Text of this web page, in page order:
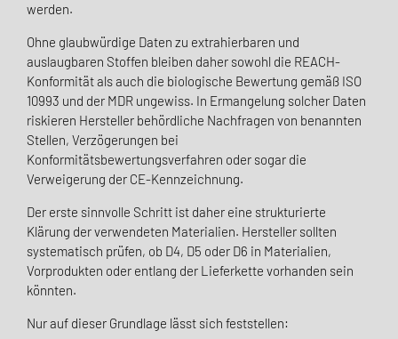
werden.
Ohne glaubwürdige Daten zu extrahierbaren und
auslaugbaren Stoffen bleiben daher sowohl die REACH-
Konformität als auch die biologische Bewertung gemäß ISO
10993 und der MDR ungewiss. In Ermangelung solcher Daten
riskieren Hersteller behördliche Nachfragen von benannten
Stellen, Verzögerungen bei
Konformitätsbewertungsverfahren oder sogar die
Verweigerung der CE-Kennzeichnung.
Der erste sinnvolle Schritt ist daher eine strukturierte
Klärung der verwendeten Materialien. Hersteller sollten
systematisch prüfen, ob D4, D5 oder D6 in Materialien,
Vorprodukten oder entlang der Lieferkette vorhanden sein
könnten.
Nur auf dieser Grundlage lässt sich feststellen: